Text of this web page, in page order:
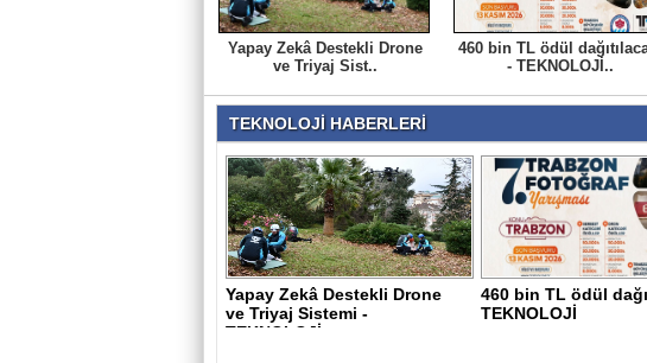
Yapay Zekâ Destekli Drone
ve Triyaj Sist..
460 bin TL ödül
- TEKNOLOJİ..
TEKNOLOJİ HABERLERİ
Yapay Zekâ Destekli Drone
ve Triyaj Sistemi -
TEKNOLOJİ
460 bin TL ödül
TEKNOLOJİ